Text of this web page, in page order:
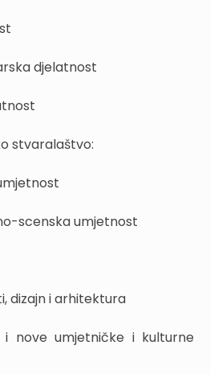
djelatnost
stvaralaštvo:
scenska umjetnost
dizajn i arhitektura
nove umjetničke i kulturne